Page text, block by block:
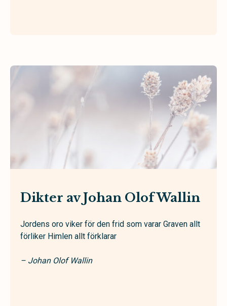
Dikter av Johan Olof Wallin
Jordens oro viker för den frid som varar Graven allt
förliker Himlen allt förklarar
– Johan Olof Wallin